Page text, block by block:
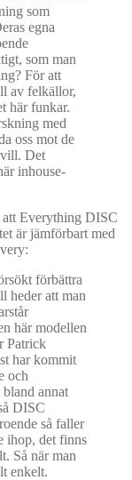
som
egna
som man
För att
av felkällor,
här funkar.
med
oss mot de
vill. Det
inhouse-
Everything DISC
är jämförbart med
förbättra
heder att man
här modellen
Patrick
har kommit
och
annat
DISC
så faller
ihop, det finns
Så när man
enkelt.